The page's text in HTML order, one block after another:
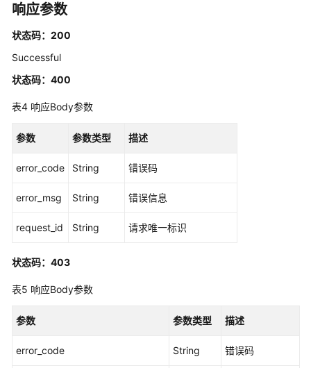
签
管
应
管
建
用
序
CreateApplicationInstance
响应参数
状态码：200
Successful
状态码：400
表4 响应Body参数
参数 参数类型 描述
error_code String 错误码
error_msg String 错误信息
request_id String 请求唯一标识
状态码：403
表5 响应Body参数
参数 参数类型 描述
error_code String 错误码